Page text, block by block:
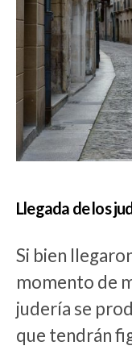
Llegada de los
Si bien
momento de
judería se
que tendrán